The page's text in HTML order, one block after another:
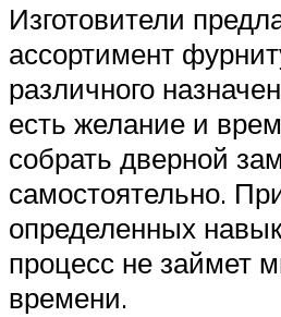
Изготовители
ассортимент
различного
есть желание и
собрать дверной
самостоятельно.
определенных
процесс не займет
времени.